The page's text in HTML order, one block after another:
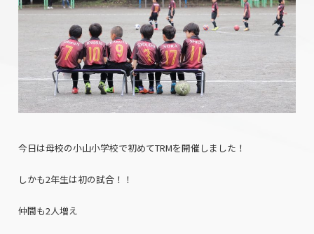
今日は母校の小山小学校で初めてTRMを開催しました！
しかも2年生は初の試合！！
仲間も2人増え